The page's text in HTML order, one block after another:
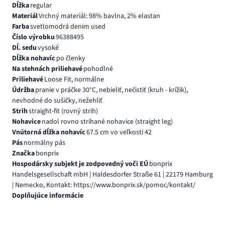
Dĺžkaregular
MateriálVrchný materiál: 98% bavlna, 2% elastan
Farbasvetlomodrá denim used
Číslo výrobku96388495
Dĺ. seduvysoké
Dĺžka nohavíc po členky
Na stehnách priliehavépohodlné
PriliehavéLoose Fit, normálne
Údržbapranie v práčke 30°C, nebieliť, nečistiť (kruh - krížik),
nevhodné do sušičky, nežehliť
Strihstraight-fit (rovný strih)
Nohavicenadol rovno strihané nohavice (straight leg)
Vnútorná dĺžka nohavíc67.5 cm vo veľkosti 42
Pásnormálny pás
Značkabonprix
Hospodársky subjekt je zodpovedný voči EÚbonprix
Handelsgesellschaft mbH | Haldesdorfer Straße 61 | 22179 Hamburg
| Nemecko, Kontakt: https://www.bonprix.sk/pomoc/kontakt/
Doplňujúce informácie